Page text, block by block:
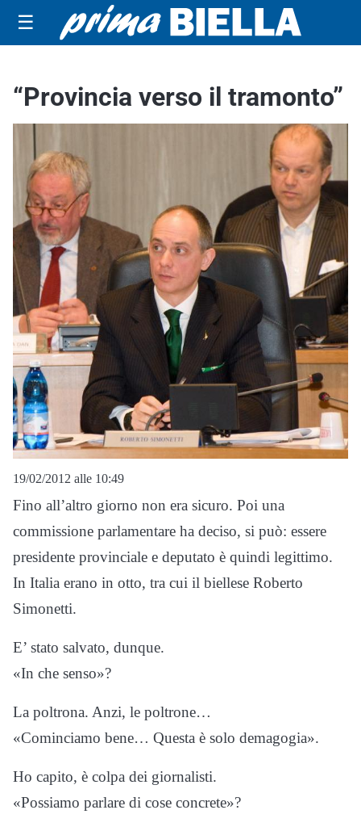
☰
“Provincia verso il tramonto”
19/02/2012 alle 10:49
Fino all’altro giorno non era sicuro. Poi una
commissione parlamentare ha deciso, si può: essere
presidente provinciale e deputato è quindi legittimo.
In Italia erano in otto, tra cui il biellese Roberto
Simonetti.
E’ stato salvato, dunque.
«In che senso»?
La poltrona. Anzi, le poltrone…
«Cominciamo bene… Questa è solo demagogia».
Ho capito, è colpa dei giornalisti.
«Possiamo parlare di cose concrete»?